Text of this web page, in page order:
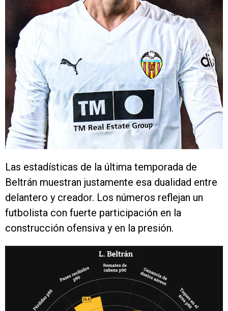
Las estadísticas de la última temporada de
Beltrán muestran justamente esa dualidad entre
delantero y creador. Los números reflejan un
futbolista con fuerte participación en la
construcción ofensiva y en la presión.